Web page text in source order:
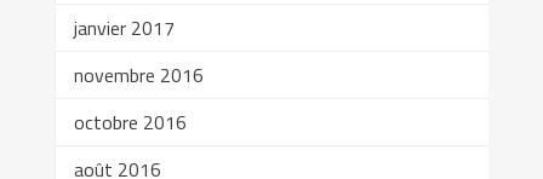
janvier 2017
novembre 2016
octobre 2016
août 2016